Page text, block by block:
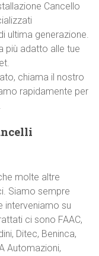
Cancello
ultima generazione.
più adatto alle tue
chiama il nostro
rapidamente per
molte altre
Siamo sempre
interveniamo su
ci sono FAAC,
Ditec, Beninca,
Automazioni,